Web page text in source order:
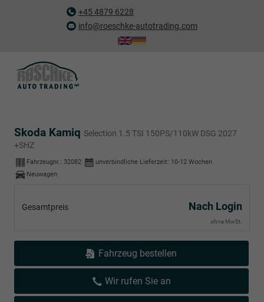
+45 4879 6228
info@roeschke-autotrading.com
Skoda Kamiq Selection 1.5 TSI 150PS/110kW DSG 2027
+SHZ
Fahrzeugnr.: 32082
unverbindliche Lieferzeit: 10-12 Wochen
Neuwagen
Gesamtpreis Nach Login
ohne MwSt.
Fahrzeug bestellen
Wir rufen Sie an